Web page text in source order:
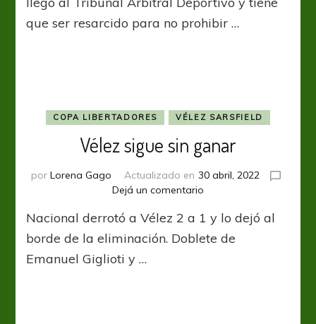
que ser resarcido para no prohibir …
COPA LIBERTADORES VÉLEZ SARSFIELD
Vélez sigue sin ganar
por Lorena Gago Actualizado en 30 abril, 2022
Dejá un comentario
sigue
sin
Nacional derrotó a Vélez 2 a 1 y lo dejó al
borde de la eliminación. Doblete de
Emanuel Giglioti y …